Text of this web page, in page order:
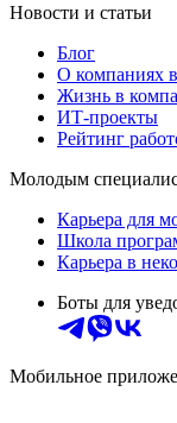
Новости и статьи
Блог
О компаниях
Жизнь в
ИТ-проекты
Рейтинг
Молодым
Карьера для
Школа
Карьера в
Боты для
Мобильное